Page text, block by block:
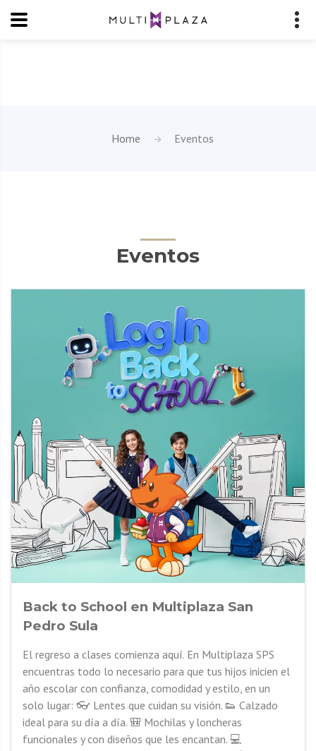
Home Eventos
Eventos
Back to School en Multiplaza San
Pedro Sula
El regreso a clases comienza aquí. En Multiplaza SPS
encuentras todo lo necesario para que tus hijos inicien el
año escolar con confianza, comodidad y estilo, en un
solo lugar: 👓 Lentes que cuidan su visión. 👟 Calzado
ideal para su día a día. 🎒 Mochilas y loncheras
funcionales y con diseños que les encantan. 💻